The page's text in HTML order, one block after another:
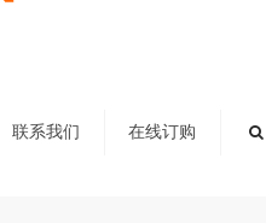
联系我们 在线订购